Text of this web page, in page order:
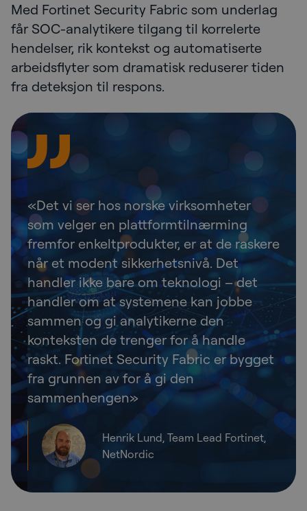
Med Fortinet Security Fabric som underlag
får SOC-analytikere tilgang til korrelerte
hendelser, rik kontekst og automatiserte
arbeidsflyter som dramatisk reduserer tiden
fra deteksjon til respons.
«Det vi ser hos norske virksomheter
som velger en plattformtilnærming
fremfor enkeltprodukter, er at de raskere
når et modent sikkerhetsnivå. Det
handler ikke bare om teknologi – det
handler om at systemene kan jobbe
sammen og gi analytikerne den
konteksten de trenger for å handle
raskt. Fortinet Security Fabric er bygget
fra grunnen av for å gi den
sammenhengen»
Henrik Lund, Team Lead Fortinet,
NetNordic